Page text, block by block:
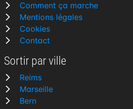
Comment ça marche
Mentions légales
Cookies
Contact
Sortir par ville
Reims
Marseille
Bern